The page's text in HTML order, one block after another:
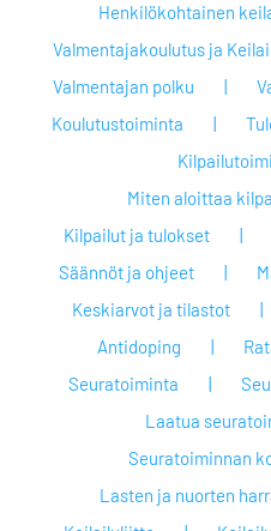
Henkilökohtainen
Valmentajakoulutus ja
Valmentajan polku
Koulutustoiminta
Miten aloittaa
Kilpailut ja tulokset
Säännöt ja ohjeet
Keskiarvot ja tilastot
Antidoping
Seuratoiminta
Laatua
Seuratoiminnan
Lasten ja nuorten